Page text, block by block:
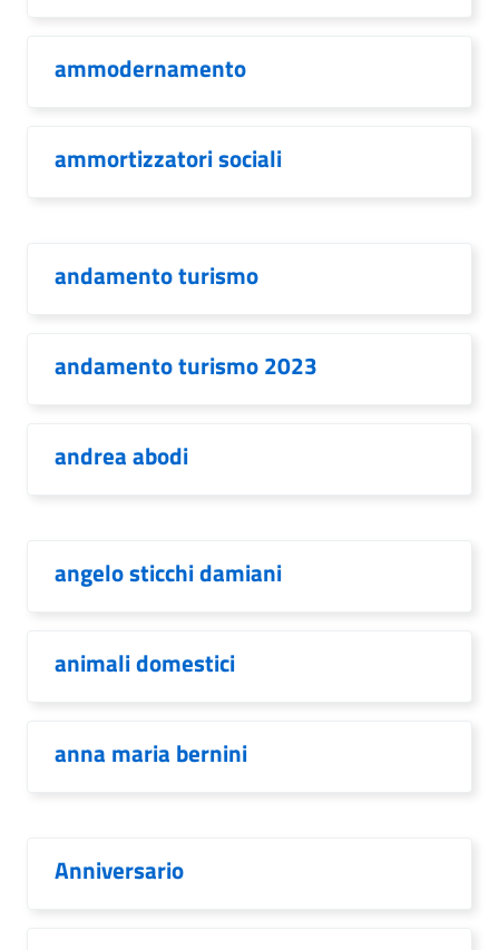
ammodernamento
ammortizzatori sociali
andamento turismo
andamento turismo 2023
andrea abodi
angelo sticchi damiani
animali domestici
anna maria bernini
Anniversario